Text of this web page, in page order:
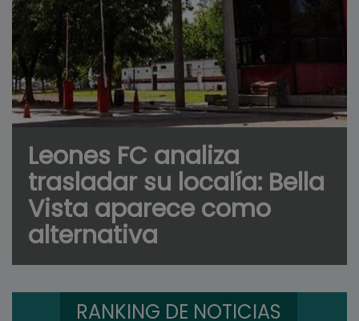
Leones FC analiza
trasladar su localía: Bella
Vista aparece como
alternativa
RANKING DE NOTICIAS